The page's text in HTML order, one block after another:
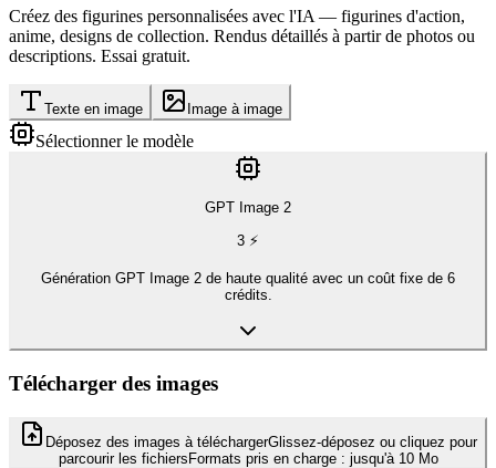
Créez des figurines personnalisées avec l'IA — figurines d'action,
anime, designs de collection. Rendus détaillés à partir de photos ou
descriptions. Essai gratuit.
Texte en image Image à image
Sélectionner le modèle
GPT Image 2
3 ⚡
Génération GPT Image 2 de haute qualité avec un coût fixe de 6
crédits.
Télécharger des images
Déposez des images à téléchargerGlissez-déposez ou cliquez pour
parcourir les fichiersFormats pris en charge : jusqu'à 10 Mo